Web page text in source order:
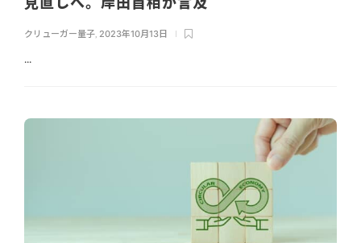
クリューガー量子 2023年10月13日
...